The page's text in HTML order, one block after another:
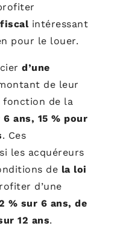
fiscal intéressant
pour le louer.
d’une
de leur
fonction de la
6 ans, 15 % pour
. Ces
les acquéreurs
de la loi
d’une
% sur 6 ans, de
12 ans.